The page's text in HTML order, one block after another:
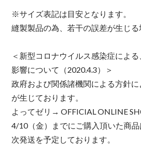
※サイズ表記は目安となります。
縫製製品の為、若干の誤差が生じる
＜新型コロナウイルス感染症によ
影響について（2020.4.3）＞
政府および関係諸機関による方針
が生じております。
よってゼリ→ OFFICIAL ONLINE
4/10（金）までにご購入頂いた商
次発送を予定しております。